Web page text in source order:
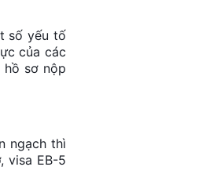
số yếu tố
của các
sơ nộp
ngạch thì
visa EB-5